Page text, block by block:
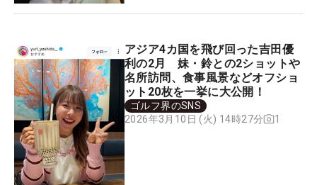
アジア4カ国を飛び回った吉田優
利の2月 妹・鈴との2ショットや
名所訪問、食事風景などオフショ
ット20枚を一挙に大公開！
ゴルフ界のSNS
2026年3月10日 (火) 14時27分
1